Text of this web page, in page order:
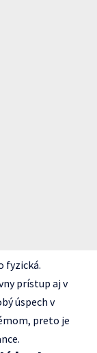
fyzická.
prístup aj v
úspech v
preto je